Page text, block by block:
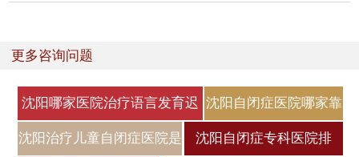
更多咨询问题
沈阳哪家医院治疗语言发育迟
缓好
沈阳自闭症医院哪家靠
谱？自闭症
沈阳治疗儿童自闭症医院是 沈阳自闭症专科医院排